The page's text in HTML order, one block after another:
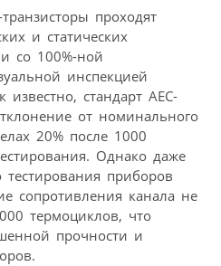
проходят
и статических
со 100%-ной
инспекцией
стандарт AEC-
от номинального
20% после 1000
Однако даже
тестирования приборов
сопротивления канала не
термоциклов, что
прочности и